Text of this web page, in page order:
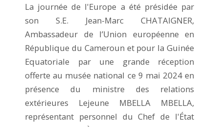
La journée de l'Europe a été présidée par
son S.E. Jean-Marc CHATAIGNER,
Ambassadeur de l’Union européenne en
République du Cameroun et pour la Guinée
Equatoriale par une grande réception
offerte au musée national ce 9 mai 2024 en
présence du ministre des relations
extérieures Lejeune MBELLA MBELLA,
représentant personnel du Chef de l'État